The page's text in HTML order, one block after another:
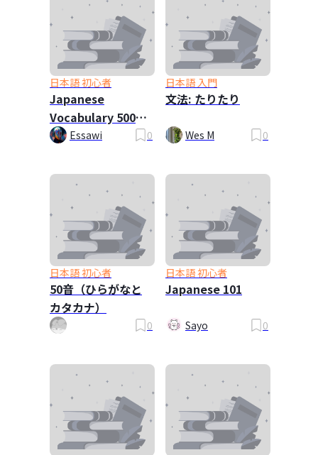
日本語 初心者
Japanese
Vocabulary 5000
Words-01
Essawi 0
日本語 入門
文法: たりたり
Wes M 0
日本語 初心者
50音（ひらがなと
カタカナ）
0
日本語 初心者
Japanese 101
Sayo 0